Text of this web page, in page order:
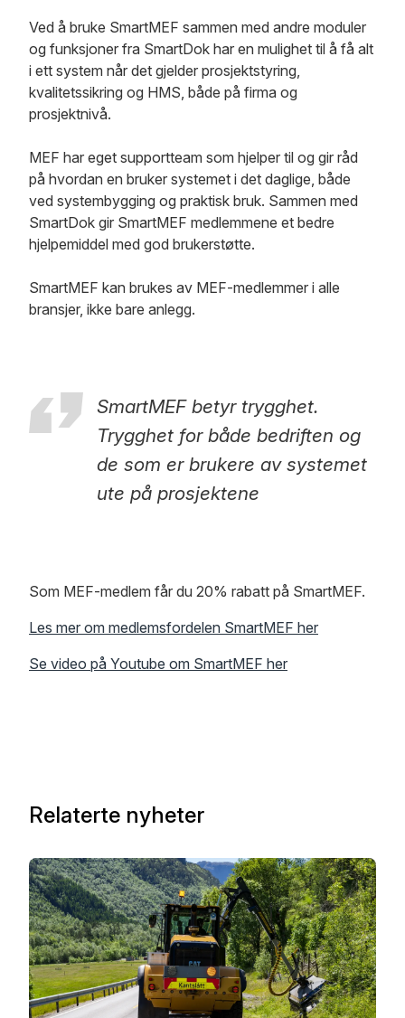
Ved å bruke SmartMEF sammen med andre moduler
og funksjoner fra SmartDok har en mulighet til å få alt
i ett system når det gjelder prosjektstyring,
kvalitetssikring og HMS, både på firma og
prosjektnivå.
MEF har eget supportteam som hjelper til og gir råd
på hvordan en bruker systemet i det daglige, både
ved systembygging og praktisk bruk. Sammen med
SmartDok gir SmartMEF medlemmene et bedre
hjelpemiddel med god brukerstøtte.
SmartMEF kan brukes av MEF-medlemmer i alle
bransjer, ikke bare anlegg.
SmartMEF betyr trygghet.
Trygghet for både bedriften og
de som er brukere av systemet
ute på prosjektene
Som MEF-medlem får du 20% rabatt på SmartMEF.
Les mer om medlemsfordelen SmartMEF her
Se video på Youtube om SmartMEF her
Relaterte nyheter